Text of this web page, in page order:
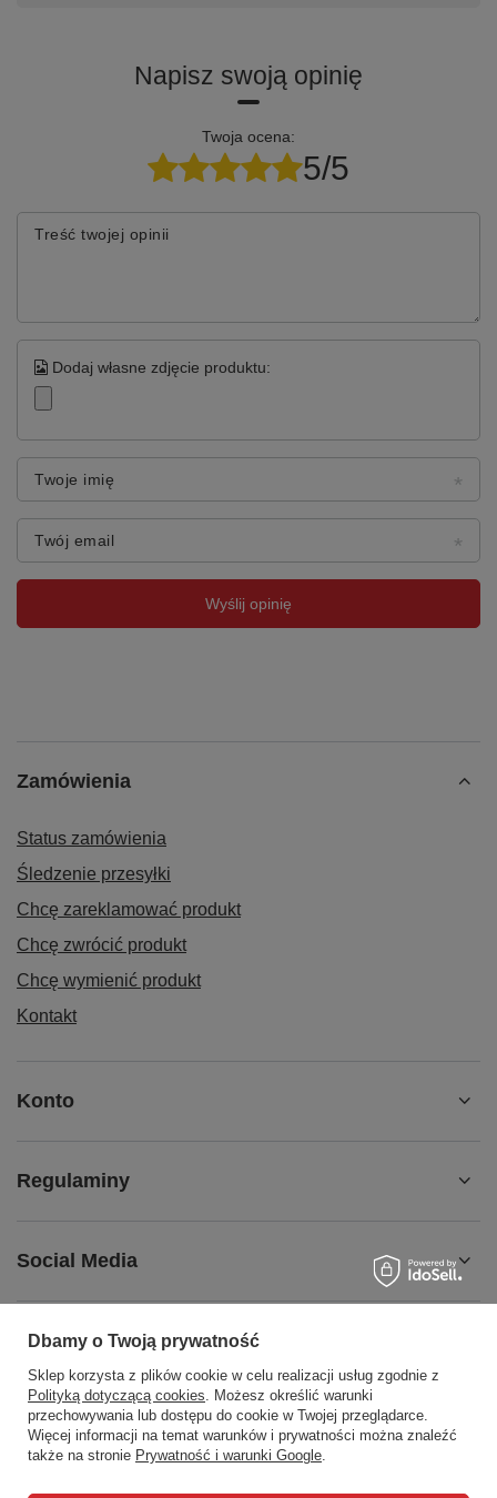
Napisz swoją opinię
Twoja ocena:
5/5
Treść twojej opinii
Dodaj własne zdjęcie produktu:
Twoje imię
Twój email
Wyślij opinię
Zamówienia
Status zamówienia
Śledzenie przesyłki
Chcę zareklamować produkt
Chcę zwrócić produkt
Chcę wymienić produkt
Kontakt
Konto
Regulaminy
Social Media
508372615 biuro@centrumwarsztatowe.pl
CentrumWarsztatowe.pl,Hetmańska 25,15-727Białystok
W sklepie prezentujemy ceny brutto (z VAT).
Dbamy o Twoją prywatność
Sklep korzysta z plików cookie w celu realizacji usług zgodnie z
Polityką dotyczącą cookies. Możesz określić warunki
przechowywania lub dostępu do cookie w Twojej przeglądarce.
Więcej informacji na temat warunków i prywatności można znaleźć
także na stronie Prywatność i warunki Google.